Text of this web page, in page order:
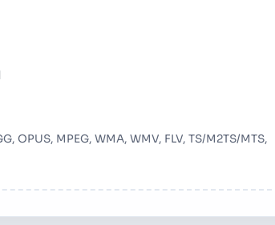
OPUS, MPEG, WMA, WMV, FLV, TS/M2TS/MTS,